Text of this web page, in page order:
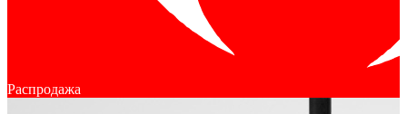
Распродажа